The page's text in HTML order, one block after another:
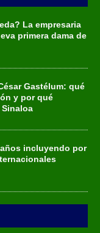
La empresaria
primera dama de
Gastélum: qué
y por qué
incluyendo por